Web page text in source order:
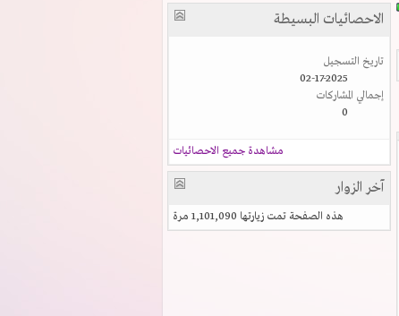
الاحصائيات البسيطة
تاريخ التسجيل
02-17-2025
إجمالي المشاركات
0
مشاهدة جميع الاحصائيات
آخر الزوار
هذه الصفحة تمت زيارتها 1,101,090 مرة